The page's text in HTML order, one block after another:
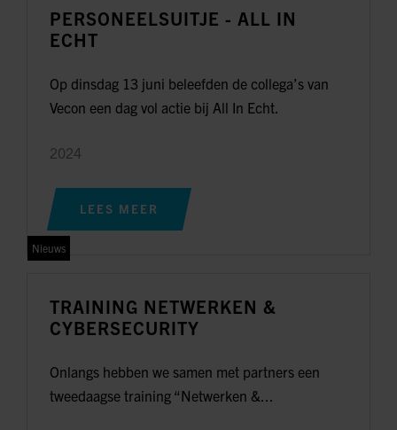
PERSONEELSUITJE - ALL IN
ECHT
Op dinsdag 13 juni beleefden de collega’s van
Vecon een dag vol actie bij All In Echt.
2024
LEES MEER
Nieuws
TRAINING NETWERKEN &
CYBERSECURITY
Onlangs hebben we samen met partners een
tweedaagse training “Netwerken &...